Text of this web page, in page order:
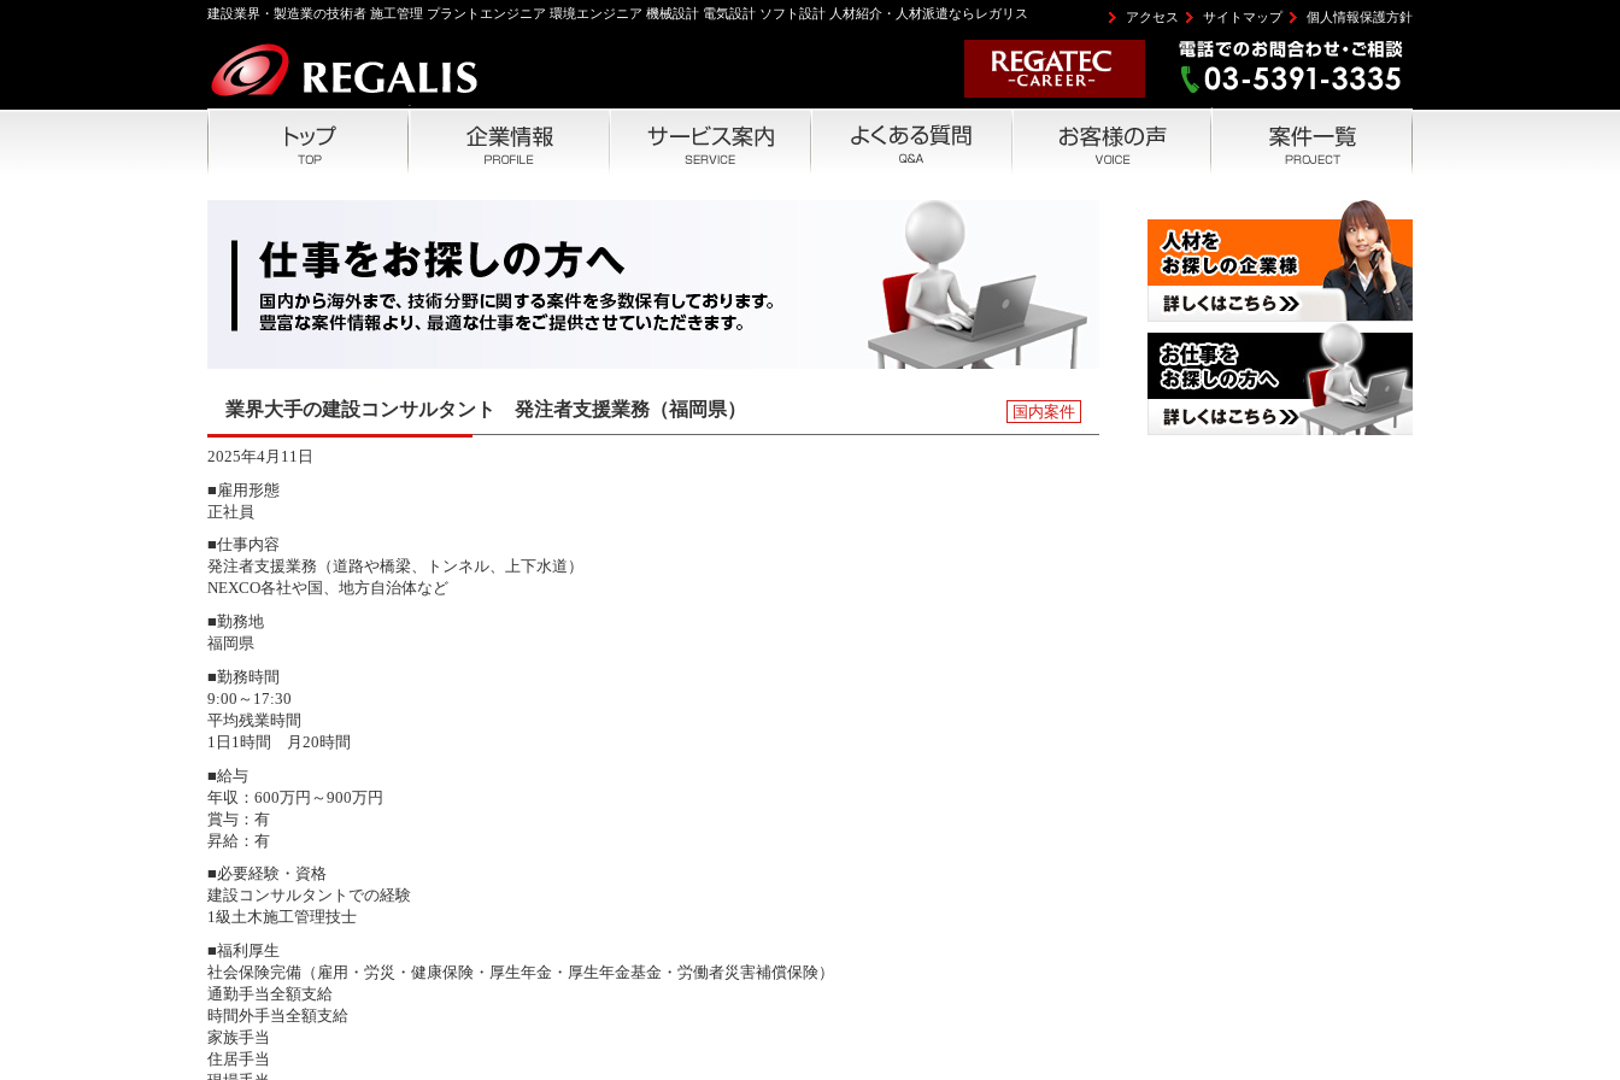
建設業界・製造業の技術者 施工管理 プラントエンジニア 環境エンジニア 機械設計 電気設計 ソフト設計 人材紹介・人材派遣ならレガリス アクセス サイトマップ 個人情報保護方針
国内案件
業界大手の建設コンサルタント 発注者支援業務（福岡県）
2025年4月11日
■雇用形態
正社員
■仕事内容
発注者支援業務（道路や橋梁、トンネル、上下水道）
NEXCO各社や国、地方自治体など
■勤務地
福岡県
■勤務時間
9:00～17:30
平均残業時間
1日1時間 月20時間
■給与
年収：600万円～900万円
賞与：有
昇給：有
■必要経験・資格
建設コンサルタントでの経験
1級土木施工管理技士
■福利厚生
社会保険完備（雇用・労災・健康保険・厚生年金・厚生年金基金・労働者災害補償保険）
通勤手当全額支給
時間外手当全額支給
家族手当
住居手当